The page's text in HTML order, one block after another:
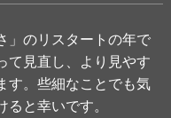
」のリスタートの年で
て見直し、より見やす
す。些細なことでも気
と幸いです。